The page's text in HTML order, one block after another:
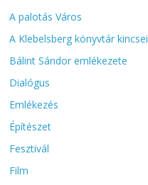
A palotás Város
A Klebelsberg könyvtár kincsei
Bálint Sándor emlékezete
Dialógus
Emlékezés
Építészet
Fesztivál
Film